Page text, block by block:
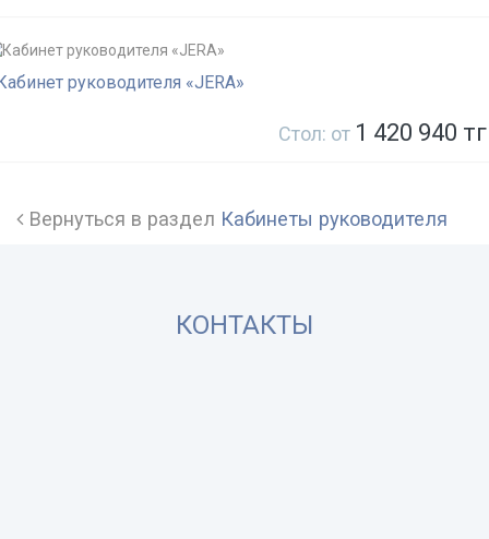
руководителя «JERA»
Стол: от 1 420 940
Вернуться в раздел Кабинеты руководителя
КОНТАКТЫ